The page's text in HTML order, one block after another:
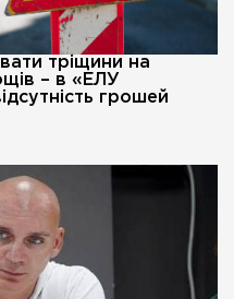
тріщини на
– в «ЕЛУ
грошей